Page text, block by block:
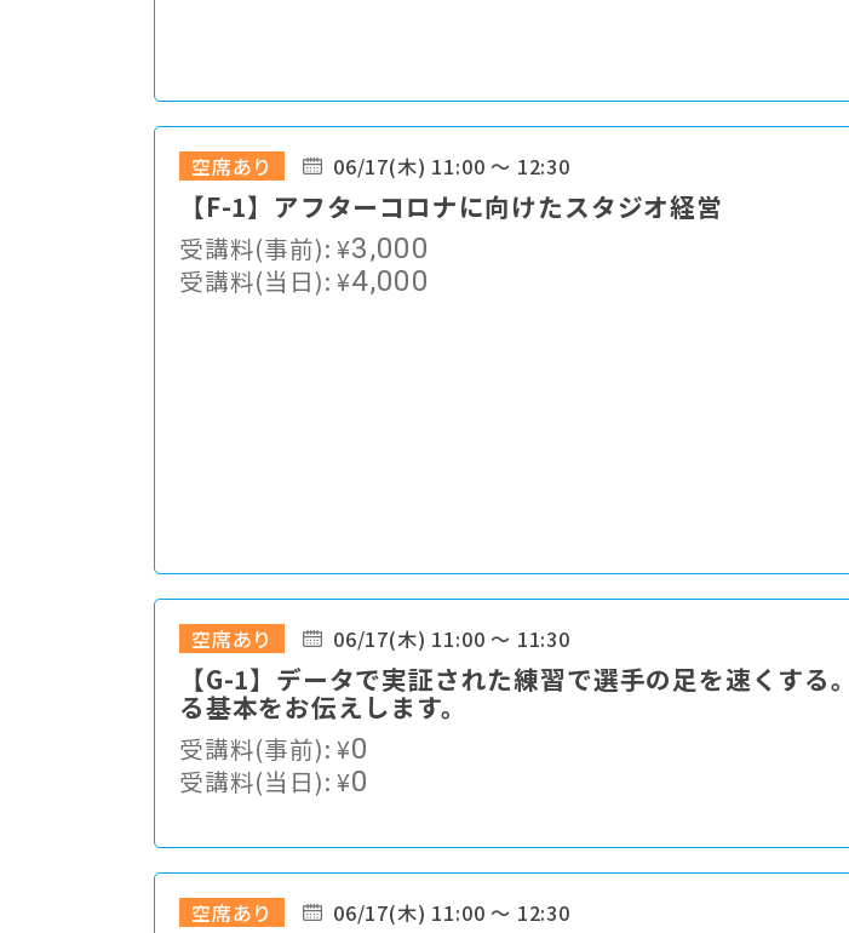
空席あり 06/17(木) 11:00 ～ 12:30
【F-1】アフターコロナに向けたスタジオ経営
受講料(事前):¥3,000
受講料(当日):¥4,000
空席あり 06/17(木) 11:00 ～ 11:30
【G-1】データで実証された練習で選手の足を速くする
る基本をお伝えします。
受講料(事前):¥0
受講料(当日):¥0
空席あり 06/17(木) 11:00 ～ 12:30